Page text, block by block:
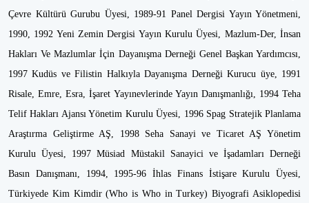
Çevre Kültürü Gurubu Üyesi, 1989-91 Panel Dergisi Yayın Yönetmeni,
1990, 1992 Yeni Zemin Dergisi Yayın Kurulu Üyesi, Mazlum-Der, İnsan
Hakları Ve Mazlumlar İçin Dayanışma Derneği Genel Başkan Yardımcısı,
1997 Kudüs ve Filistin Halkıyla Dayanışma Derneği Kurucu üye, 1991
Risale, Emre, Esra, İşaret Yayınevlerinde Yayın Danışmanlığı, 1994 Teha
Telif Hakları Ajansı Yönetim Kurulu Üyesi, 1996 Spag Stratejik Planlama
Araştırma Geliştirme AŞ, 1998 Seha Sanayi ve Ticaret AŞ Yönetim
Kurulu Üyesi, 1997 Müsiad Müstakil Sanayici ve İşadamları Derneği
Basın Danışmanı, 1994, 1995-96 İhlas Finans İstişare Kurulu Üyesi,
Türkiyede Kim Kimdir (Who is Who in Turkey) Biyografi Asiklopedisi